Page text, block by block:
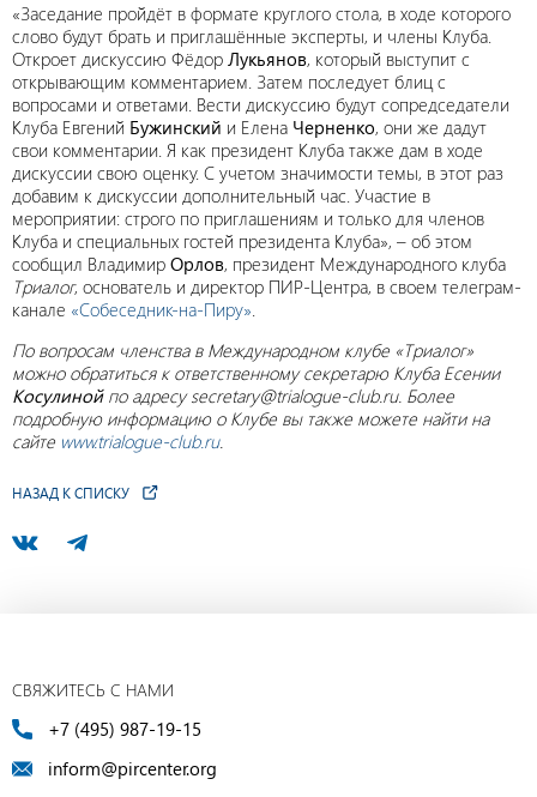
«Заседание пройдёт в формате круглого стола, в ходе которого
слово будут брать и приглашённые эксперты, и члены Клуба.
Откроет дискуссию Фёдор Лукьянов, который выступит с
открывающим комментарием. Затем последует блиц с
вопросами и ответами. Вести дискуссию будут сопредседатели
Клуба Евгений Бужинский и Елена Черненко, они же дадут
свои комментарии. Я как президент Клуба также дам в ходе
дискуссии свою оценку. С учетом значимости темы, в этот раз
добавим к дискуссии дополнительный час. Участие в
мероприятии: строго по приглашениям и только для членов
Клуба и специальных гостей президента Клуба», – об этом
сообщил Владимир Орлов, президент Международного клуба
Триалог, основатель и директор ПИР-Центра, в своем телеграм-
канале «Собеседник-на-Пиру».
По вопросам членства в Международном клубе «Триалог»
можно обратиться к ответственному секретарю Клуба Есении
Косулинойпо адресу secretary@trialogue-club.ru. Более
подробную информацию о Клубе вы также можете найти на
сайте www.trialogue-club.ru.
НАЗАД К СПИСКУ
СВЯЖИТЕСЬ С НАМИ
+7 (495) 987-19-15
inform@pircenter.org